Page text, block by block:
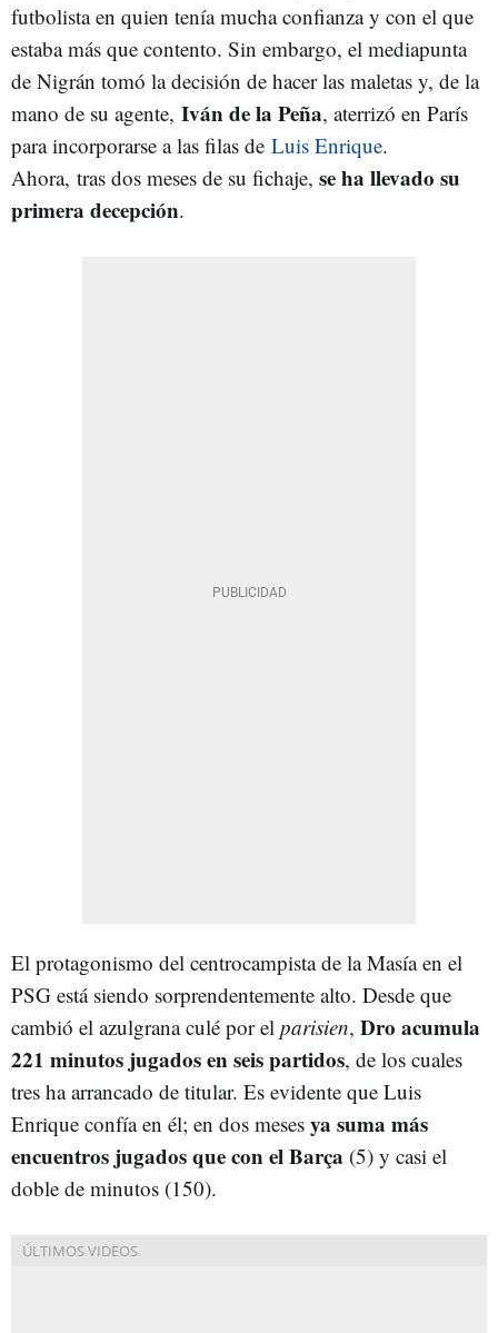
futbolista en quien tenía mucha confianza y con el que
estaba más que contento. Sin embargo, el mediapunta
de Nigrán tomó la decisión de hacer las maletas y, de la
mano de su agente, Iván de la Peña, aterrizó en París
para incorporarse a las filas de Luis Enrique.
Ahora, tras dos meses de su fichaje, se ha llevado su
primera decepción.
El protagonismo del centrocampista de la Masía en el
PSG está siendo sorprendentemente alto. Desde que
cambió el azulgrana culé por el parisien, Dro acumula
221 minutos jugados en seis partidos, de los cuales
tres ha arrancado de titular. Es evidente que Luis
Enrique confía en él; en dos meses ya suma más
encuentros jugados que con el Barça (5) y casi el
doble de minutos (150).